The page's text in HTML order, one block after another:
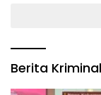
Berita Kriminal